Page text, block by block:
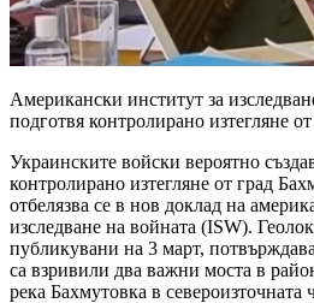
Американски институт за
подготвя контролирано изтегляне
Украинските войски вероятно
контролирано изтегляне от град
отбелязва се в нов доклад на
изследване на войната (ISW).
публикувани на 3 март,
са взривили два важни моста в
река Бахмутовка в